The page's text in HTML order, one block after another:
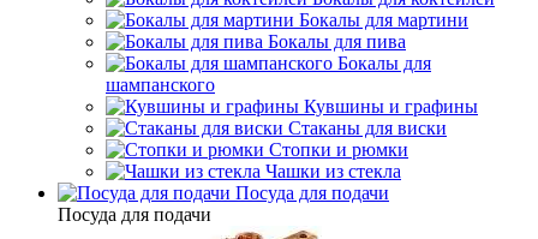
Бокалы для мартини
Бокалы для пива
Бокалы для
шампанского
Кувшины и графины
Стаканы для виски
Стопки и рюмки
Чашки из стекла
Посуда для подачи
Посуда для подачи